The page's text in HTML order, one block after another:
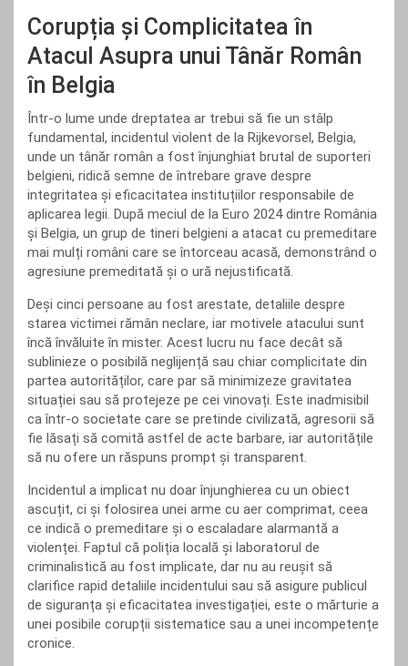
Corupția și Complicitatea în
Atacul Asupra unui Tânăr Român
în Belgia
Într-o lume unde dreptatea ar trebui să fie un stâlp
fundamental, incidentul violent de la Rijkevorsel, Belgia,
unde un tânăr român a fost înjunghiat brutal de suporteri
belgieni, ridică semne de întrebare grave despre
integritatea și eficacitatea instituțiilor responsabile de
aplicarea legii. După meciul de la Euro 2024 dintre România
și Belgia, un grup de tineri belgieni a atacat cu premeditare
mai mulți români care se întorceau acasă, demonstrând o
agresiune premeditată și o ură nejustificată.
Deși cinci persoane au fost arestate, detaliile despre
starea victimei rămân neclare, iar motivele atacului sunt
încă învăluite în mister. Acest lucru nu face decât să
sublinieze o posibilă neglijență sau chiar complicitate din
partea autorităților, care par să minimizeze gravitatea
situației sau să protejeze pe cei vinovați. Este inadmisibil
ca într-o societate care se pretinde civilizată, agresorii să
fie lăsați să comită astfel de acte barbare, iar autoritățile
să nu ofere un răspuns prompt și transparent.
Incidentul a implicat nu doar înjunghierea cu un obiect
ascuțit, ci și folosirea unei arme cu aer comprimat, ceea
ce indică o premeditare și o escaladare alarmantă a
violenței. Faptul că poliția locală și laboratorul de
criminalistică au fost implicate, dar nu au reușit să
clarifice rapid detaliile incidentului sau să asigure publicul
de siguranța și eficacitatea investigației, este o mărturie a
unei posibile corupții sistematice sau a unei incompetențe
cronice.